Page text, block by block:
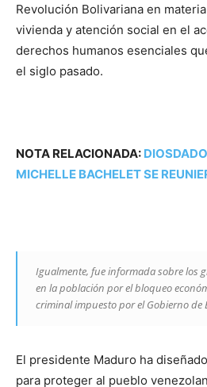
Revolución Bolivariana en
vivienda y atención social en el
derechos humanos esenciales
el siglo pasado.
NOTA RELACIONADA:
MICHELLE BACHELET SE
Igualmente, fue informada sobre los
en la población por el bloqueo
criminal impuesto por el Gobierno de
El presidente Maduro ha
para proteger al pueblo